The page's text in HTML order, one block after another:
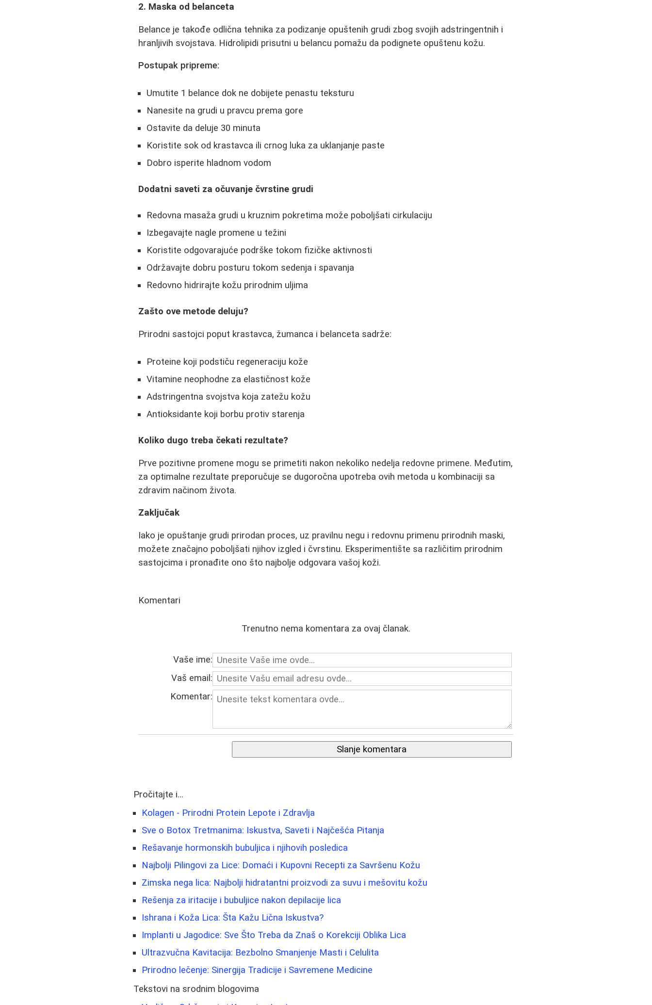
2. Maska od belanceta
Belance je takođe odlična tehnika za podizanje opuštenih grudi zbog svojih adstringentnih i
hranljivih svojstava. Hidrolipidi prisutni u belancu pomažu da podignete opuštenu kožu.
Postupak pripreme:
Umutite 1 belance dok ne dobijete penastu teksturu
Nanesite na grudi u pravcu prema gore
Ostavite da deluje 30 minuta
Koristite sok od krastavca ili crnog luka za uklanjanje paste
Dobro isperite hladnom vodom
Dodatni saveti za očuvanje čvrstine grudi
Redovna masaža grudi u kruznim pokretima može poboljšati cirkulaciju
Izbegavajte nagle promene u težini
Koristite odgovarajuće podrške tokom fizičke aktivnosti
Održavajte dobru posturu tokom sedenja i spavanja
Redovno hidrirajte kožu prirodnim uljima
Zašto ove metode deluju?
Prirodni sastojci poput krastavca, žumanca i belanceta sadrže:
Proteine koji podstiču regeneraciju kože
Vitamine neophodne za elastičnost kože
Adstringentna svojstva koja zatežu kožu
Antioksidante koji borbu protiv starenja
Koliko dugo treba čekati rezultate?
Prve pozitivne promene mogu se primetiti nakon nekoliko nedelja redovne primene. Međutim,
za optimalne rezultate preporučuje se dugoročna upotreba ovih metoda u kombinaciji sa
zdravim načinom života.
Zaključak
Iako je opuštanje grudi prirodan proces, uz pravilnu negu i redovnu primenu prirodnih maski,
možete značajno poboljšati njihov izgled i čvrstinu. Eksperimentište sa različitim prirodnim
sastojcima i pronađite ono što najbolje odgovara vašoj koži.
Komentari
Trenutno nema komentara za ovaj članak.
Vaše ime:
Vaš email:
Komentar:
Slanje komentara
Pročitajte i...
Kolagen - Prirodni Protein Lepote i Zdravlja
Sve o Botox Tretmanima: Iskustva, Saveti i Najčešća Pitanja
Rešavanje hormonskih bubuljica i njihovih posledica
Najbolji Pilingovi za Lice: Domaći i Kupovni Recepti za Savršenu Kožu
Zimska nega lica: Najbolji hidratantni proizvodi za suvu i mešovitu kožu
Rešenja za iritacije i bubuljice nakon depilacije lica
Ishrana i Koža Lica: Šta Kažu Lična Iskustva?
Implanti u Jagodice: Sve Što Treba da Znaš o Korekciji Oblika Lica
Ultrazvučna Kavitacija: Bezbolno Smanjenje Masti i Celulita
Prirodno lečenje: Sinergija Tradicije i Savremene Medicine
Tekstovi na srodnim blogovima